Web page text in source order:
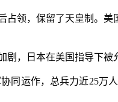
领，保留了天皇制。美
，日本在美国指导下被
运作，总兵力近25万人